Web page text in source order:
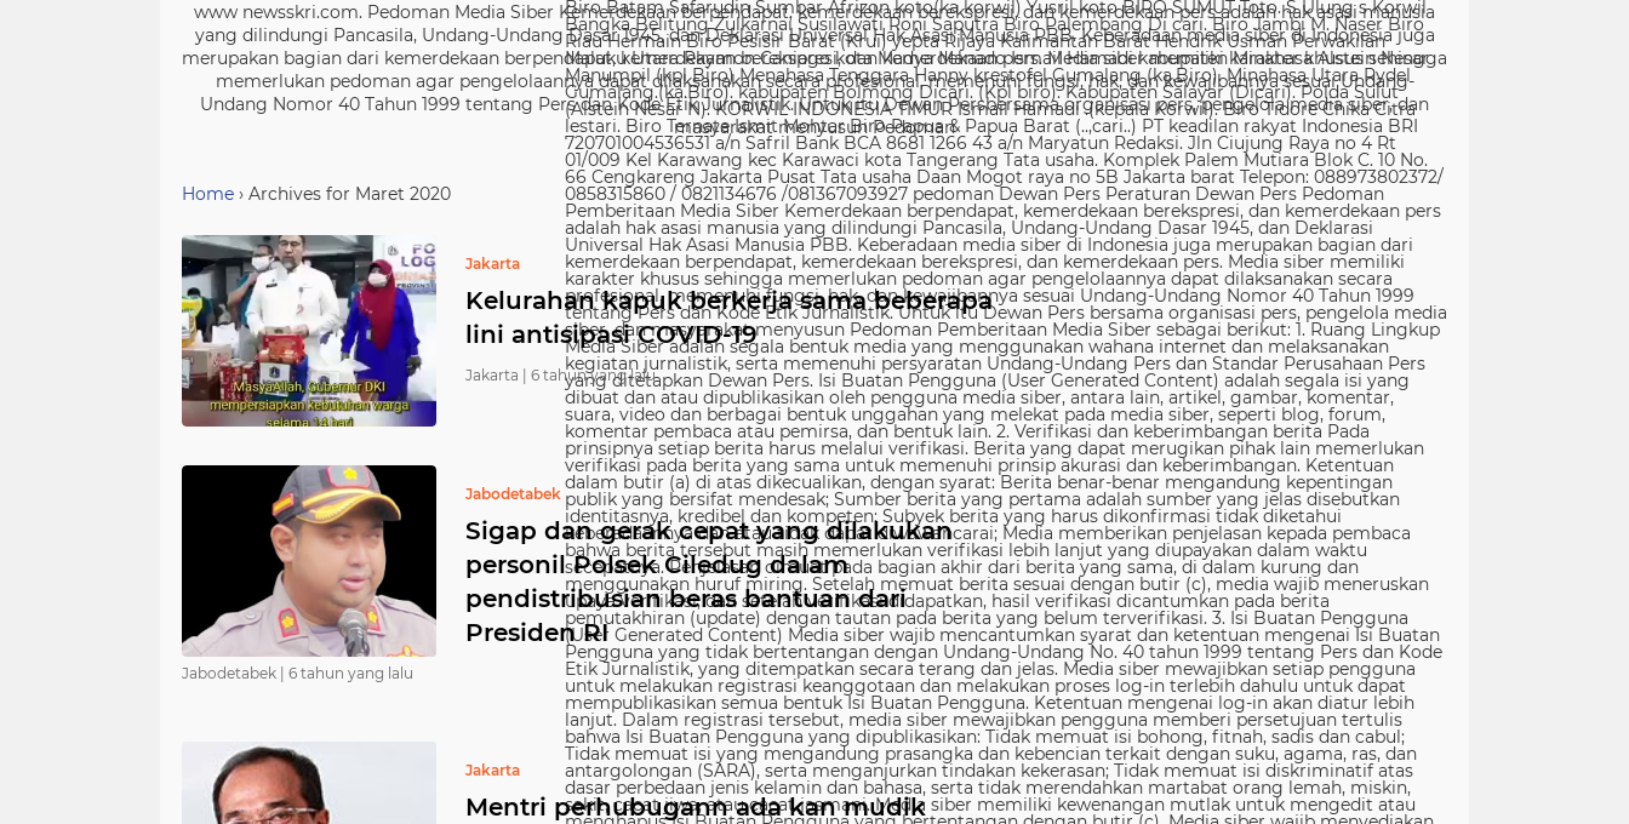
www newsskri.com. Pedoman Media Siber Kemerdekaan berpendapat, kemerdekaan berekspresi, dan kemerdekaan pers adalah hak asasi manusia
yang dilindungi Pancasila, Undang-Undang Dasar 1945, dan Deklarasi Universal Hak Asasi Manusia PBB. Keberadaan media siber di Indonesia juga
merupakan bagian dari kemerdekaan berpendapat, kemerdekaan berekspresi, dan kemerdekaan pers. Media siber memiliki karakter khusus sehingga
memerlukan pedoman agar pengelolaannya dapat dilaksanakan secara profesional, memenuhi fungsi, hak, dan kewajibannya sesuai Undang-
Undang Nomor 40 Tahun 1999 tentang Pers dan Kode Etik Jurnalistik. Untuk itu Dewan Persbersama organisasi pers, pengelola media siber, dan
masyarakat menyusun Pedoman
Home › Archives for Maret 2020
Jakarta
Kelurahan kapuk berkerja sama beberapa
lini antisipasi COVID-19
Jakarta | 6 tahun yang lalu
Jabodetabek
Sigap dan gerak cepat yang dilakukan
personil Polsek Ciledug dalam
pendistribusian beras bantuan dari
Presiden RI
Jabodetabek | 6 tahun yang lalu
Jakarta
Mentri perhubugann ada kan mudik